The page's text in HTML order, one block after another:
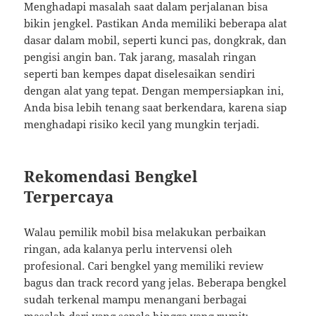
Menghadapi masalah saat dalam perjalanan bisa
bikin jengkel. Pastikan Anda memiliki beberapa alat
dasar dalam mobil, seperti kunci pas, dongkrak, dan
pengisi angin ban. Tak jarang, masalah ringan
seperti ban kempes dapat diselesaikan sendiri
dengan alat yang tepat. Dengan mempersiapkan ini,
Anda bisa lebih tenang saat berkendara, karena siap
menghadapi risiko kecil yang mungkin terjadi.
Rekomendasi Bengkel
Terpercaya
Walau pemilik mobil bisa melakukan perbaikan
ringan, ada kalanya perlu intervensi oleh
profesional. Cari bengkel yang memiliki review
bagus dan track record yang jelas. Beberapa bengkel
sudah terkenal mampu menangani berbagai